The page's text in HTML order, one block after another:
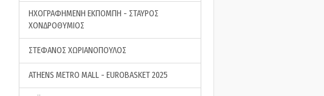
ΗΧΟΓΡΑΦΗΜΕΝΗ ΕΚΠΟΜΠΗ - ΣΤΑΥΡΟΣ
ΧΟΝΔΡΟΘΥΜΙΟΣ
ΣΤΕΦΑΝΟΣ ΧΩΡΙΑΝΟΠΟΥΛΟΣ
ATHENS METRO MALL - EUROBASKET 2025